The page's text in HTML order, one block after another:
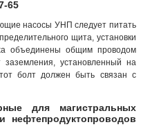
65
насосы УНП следует питать
щита, установки
объединены общим проводом
установленный на
болт должен быть связан с
для магистральных
нефтепродуктопроводов